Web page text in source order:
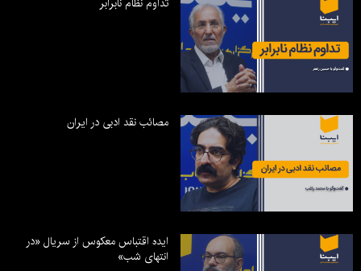
مصائب نقد ادبی در ایران
ایده اقتباس معکوس از سریال «در
انتهای شب»